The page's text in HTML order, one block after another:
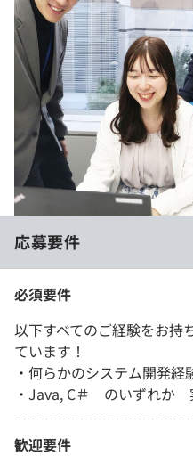
応募要件
必須要件
以下すべてのご経験をお持
ています！
・何らかのシステム開発
・Java, C＃ のいずれか
歓迎要件